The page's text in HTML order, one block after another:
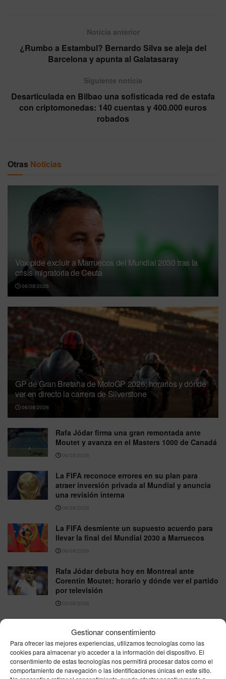
Gestionar consentimiento
Para ofrecer las mejores experiencias, utilizamos tecnologías como las
cookies para almacenar y/o acceder a la información del dispositivo. El
consentimiento de estas tecnologías nos permitirá procesar datos como el
comportamiento de navegación o las identificaciones únicas en este sitio.
Noticia anterior
¿Rumbo a Estambul? Bernardo Silva se aleja del
Barcelona y apunta al Galatasaray
Siguiente noticia
Desarticulada en Bilbao una sofisticada red de estafa
con criptomonedas: 140 cuentas y 400.000 euros
robados
Otras Noticias
Vox pide excluir a Marruecos del Mundial 2030 tras la
crisis migratoria de Ceuta
06/08/2026
GP de Gran Bretaña de MotoGP 2026: horarios y dónde
ver en directo la carrera de Silverstone
06/08/2026
Rafa Jódar firma una gran remontada ante
Moutet y avanza en el Masters 1000 de Canadá
06/08/2026
La FIFA reconoce errores en su plan para
atraer inversión privada al Mundial y anuncia
una revisión interna
06/08/2026
La FIFA desmiente un supuesto acuerdo para
llevar la final del Mundial 2030 a Marruecos
06/08/2026
Rafa Jódar debuta hoy en Montreal ante
Corentin Moutet: horario y dónde ver el partido
por televisión
05/08/2026
una foto de Ester Expósito durante sus
vacaciones
05/08/2026
Sumar plantea revisar el Mundial 2030 con